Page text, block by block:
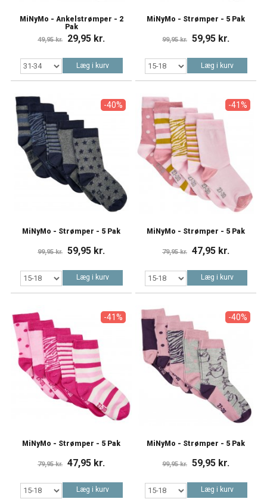
MiNyMo - Ankelstrømper - 2
Pak
49,95 kr. 29,95 kr.
Læg i kurv
MiNyMo - Strømper - 5 Pak
99,95 kr. 59,95 kr.
Læg i kurv
-40%
MiNyMo - Strømper - 5 Pak
99,95 kr. 59,95 kr.
Læg i kurv
-41%
MiNyMo - Strømper - 5 Pak
79,95 kr. 47,95 kr.
Læg i kurv
-41%
MiNyMo - Strømper - 5 Pak
79,95 kr. 47,95 kr.
Læg i kurv
-40%
MiNyMo - Strømper - 5 Pak
99,95 kr. 59,95 kr.
Læg i kurv